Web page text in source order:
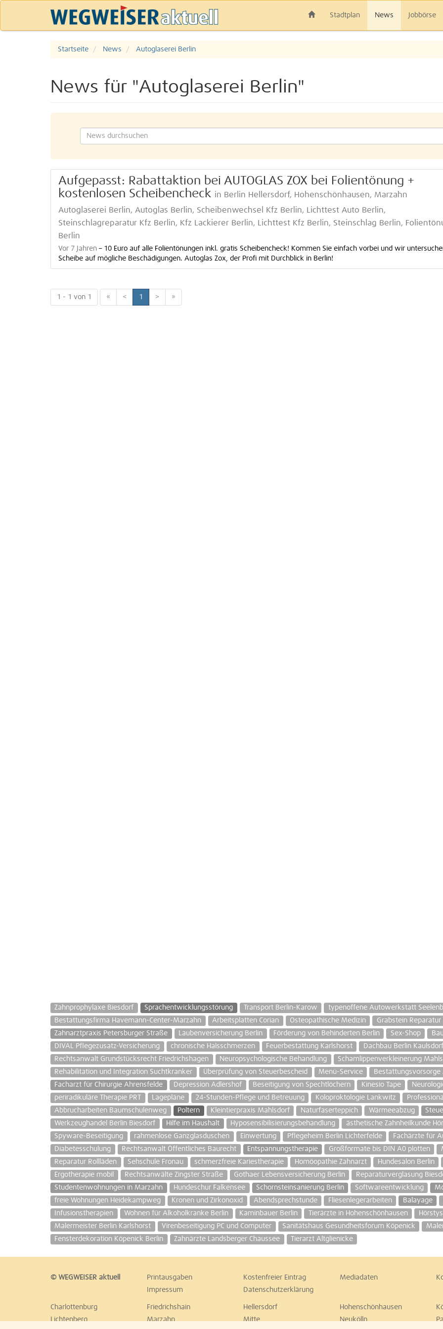
Stadtplan News Jobbörse
Startseite News Autoglaserei Berlin
News für "Autoglaserei Berlin"
Aufgepasst: Rabattaktion bei AUTOGLAS ZOX bei Folientönung +
kostenlosen Scheibencheck in Berlin Hellersdorf, Hohenschönhausen, Marzahn
Autoglaserei Berlin, Autoglas Berlin, Scheibenwechsel Kfz Berlin, Lichttest Auto Berlin,
Steinschlagreparatur Kfz Berlin, Kfz Lackierer Berlin, Lichttest Kfz Berlin, Steinschlag Berlin,
Berlin
Vor 7 Jahren – 10 Euro auf alle Folientönungen inkl. gratis Scheibencheck! Kommen Sie einfach vorbei und wir
Scheibe auf mögliche Beschädigungen. Autoglas Zox, der Profi mit Durchblick in Berlin!
1 - 1 von 1 « < 1 > »
Zahnprophylaxe Biesdorf Sprachentwicklungsstörung Transport Berlin-Karow
typenoffene Autowerkstatt
Bestattungsfirma Havemann-Center-Marzahn
Arbeitsplatten Corian Osteopathische Medizin Grabstein Reparatur
Zahnarztpraxis Petersburger Straße
Laubenversicherung Berlin Förderung von Behinderten Berlin Sex-Shop
DIVAL Pflegezusatz-Versicherung
chronische Halsschmerzen Feuerbestattung Karlshorst Dachbau Berlin Kaulsdorf
Rechtsanwalt Grundstücksrecht Friedrichshagen
Neuropsychologische Behandlung Schamlippenverkleinerung
Rehabilitation und Integration Suchtkranker
Überprüfung von Steuerbescheid Menü-Service
Bestattungsvorsorge
Facharzt für Chirurgie Ahrensfelde
Depression Adlershof Beseitigung von Spechtlöchern Kinesio Tape
periradikuläre Therapie PRT
Lagepläne 24-Stunden-Pflege und Betreuung Koloproktologie Lankwitz
Abbrucharbeiten Baumschulenweg
Poltern Kleintierpraxis Mahlsdorf Naturfaserteppich Wärmeeabzug
Werkzeughandel Berlin Biesdorf
Hilfe im Haushalt Hyposensibilisierungsbehandlung ästhetische Zahnheilkunde
Spyware-Beseitigung
rahmenlose Ganzglasduschen Einwertung Pflegeheim Berlin Lichterfelde Fachärzte für
Diabetesschulung
Rechtsanwalt Öffentliches Baurecht Entspannungstherapie Großformate bis DIN A0 plotten
Reparatur Rollläden
Sehschule Fronau schmerzfreie Kariestherapie Homöopathie Zahnarzt Hundesalon Berlin
Ergotherapie mobil
Rechtsanwälte Zingster Straße Gothaer Lebensversicherung Berlin Reparaturverglasung
Studentenwohnungen in Marzahn
Hundeschur Falkensee Schornsteinsanierung Berlin Softwareentwicklung
freie Wohnungen Heidekampweg
Kronen und Zirkonoxid Abendsprechstunde Fliesenlegerarbeiten Balayage
Infusionstherapien
Wohnen für Alkoholkranke Berlin Kaminbauer Berlin Tierärzte in Hohenschönhausen
Malermeister Berlin Karlshorst
Virenbeseitigung PC und Computer Sanitätshaus Gesundheitsforum Köpenick
Fensterdekoration Köpenick Berlin
Zahnärzte Landsberger Chaussee Tierarzt Altglienicke
© WEGWEISER aktuell Printausgaben Kostenfreier Eintrag Mediadaten
Impressum
Datenschutzerklärung
Charlottenburg Friedrichshain Hellersdorf Hohenschönhausen
Lichtenberg
Marzahn Mitte Neukölln